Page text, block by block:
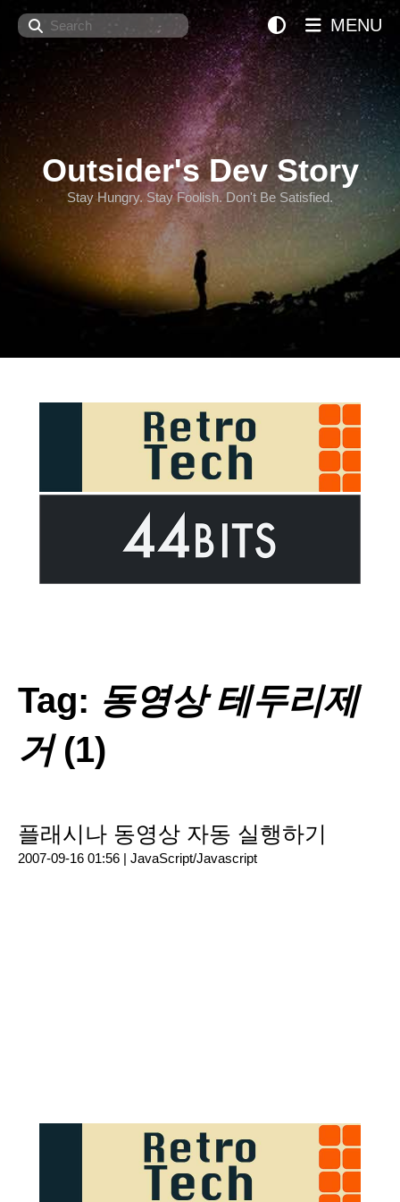
Search
Outsider's Dev Story
Stay Hungry. Stay Foolish. Don't Be Satisfied.
MENU
Tag: 동영상 테두리제
거(1)
플래시나 동영상 자동 실행하기
2007-09-16 01:56 | JavaScript/Javascript